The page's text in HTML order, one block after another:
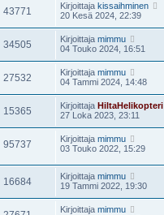
43771 Kirjoittaja kissaihminen
20 Kesä 2024, 22:39
34505 Kirjoittaja mimmu
04 Touko 2024, 16:51
27532 Kirjoittaja mimmu
04 Tammi 2024, 14:48
15365 Kirjoittaja HiltaHelikopteri
27 Loka 2023, 23:11
95737 Kirjoittaja mimmu
03 Touko 2022, 15:29
16684 Kirjoittaja mimmu
19 Tammi 2022, 19:30
Kirjoittaja mimmu